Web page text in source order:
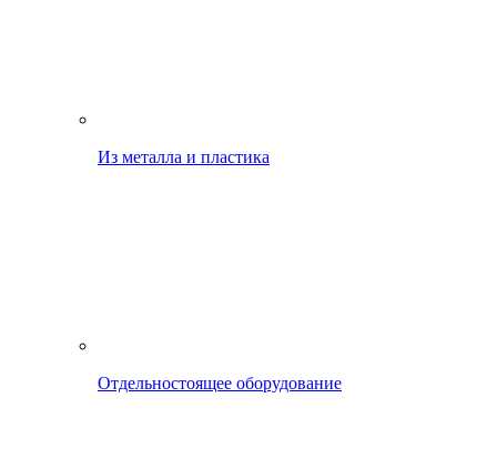
Из металла и пластика
Отдельностоящее оборудование